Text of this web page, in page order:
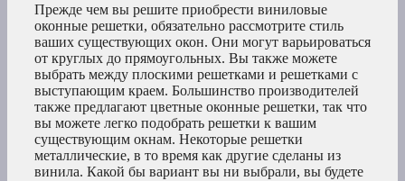
Прежде чем вы решите приобрести виниловые
оконные решетки, обязательно рассмотрите стиль
ваших существующих окон. Они могут варьироваться
от круглых до прямоугольных. Вы также можете
выбрать между плоскими решетками и решетками с
выступающим краем. Большинство производителей
также предлагают цветные оконные решетки, так что
вы можете легко подобрать решетки к вашим
существующим окнам. Некоторые решетки
металлические, в то время как другие сделаны из
винила. Какой бы вариант вы ни выбрали, вы будете